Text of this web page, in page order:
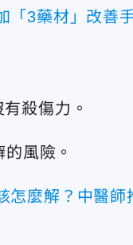
「3藥材」改
殺傷力。
風險。
怎麼解？中醫